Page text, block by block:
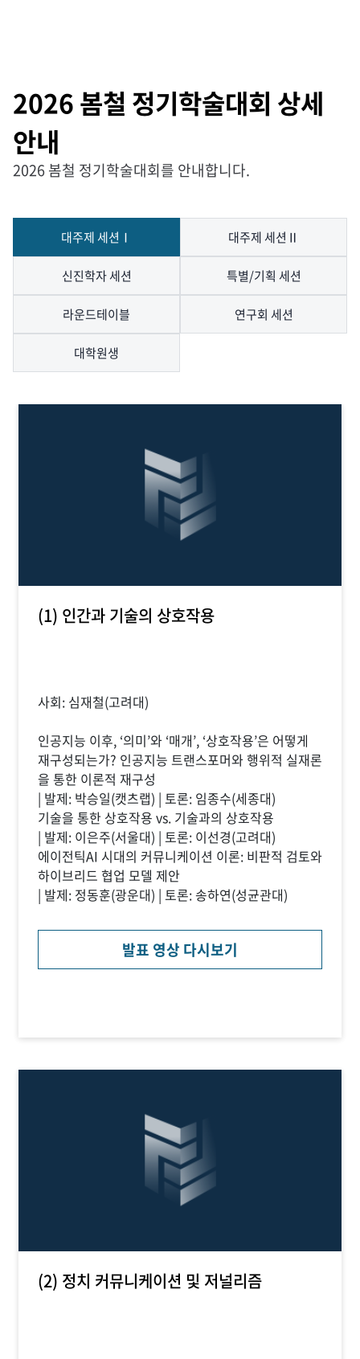
2026 봄철 정기학술대회 상세
안내
2026 봄철 정기학술대회를 안내합니다.
대주제 세션Ⅰ 대주제 세션Ⅱ
신진학자 세션 특별/기획 세션
라운드테이블 연구회 세션
대학원생
(1) 인간과 기술의 상호작용
사회: 심재철(고려대)
인공지능 이후, ‘의미’와 ‘매개’, ‘상호작용’은 어떻게
재구성되는가? 인공지능 트랜스포머와 행위적 실재론
을 통한 이론적 재구성
| 발제: 박승일(캣츠랩) | 토론: 임종수(세종대)
기술을 통한 상호작용 vs. 기술과의 상호작용
| 발제: 이은주(서울대) | 토론: 이선경(고려대)
에이전틱AI 시대의 커뮤니케이션 이론: 비판적 검토와
하이브리드 협업 모델 제안
| 발제: 정동훈(광운대) | 토론: 송하연(성균관대)
발표 영상 다시보기
(2) 정치 커뮤니케이션 및 저널리즘